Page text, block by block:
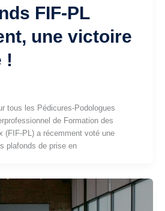
FIF-PL
une victoire
!
tous les Pédicures-Podologues
de Formation des
(FIF-PL) a récemment voté une
plafonds de prise en